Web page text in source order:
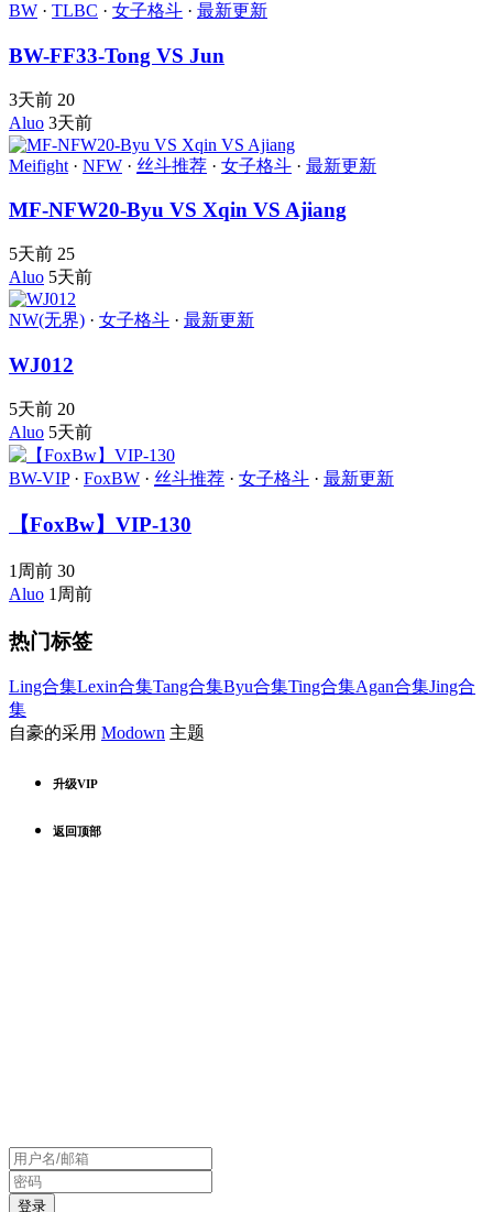
BW · TLBC · 女子格斗 · 最新更新
BW-FF33-Tong VS Jun
3天前 20
Aluo 3天前
Meifight · NFW · 丝斗推荐 · 女子格斗 · 最新更新
MF-NFW20-Byu VS Xqin VS Ajiang
5天前 25
Aluo 5天前
NW(无界) · 女子格斗 · 最新更新
WJ012
5天前 20
Aluo 5天前
BW-VIP· FoxBW · 丝斗推荐 · 女子格斗 · 最新更新
【FoxBw】VIP-130
1周前 30
Aluo 1周前
热门标签
Ling合集Lexin合集Tang合集Byu合集Ting合集Agan合集Jing合
集
自豪的采用 Modown 主题
升级VIP
返回顶部